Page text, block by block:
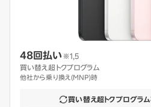
48回払い ※1,5
買い替え超トクプログラム
他社から乗り換え(MNP)時
買い替え超トクプログラム